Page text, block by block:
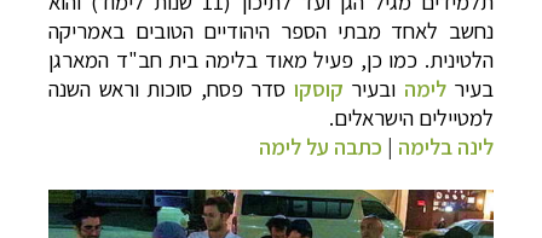
נחשב לאחד מבתי הספר היהודיים הטובים באמריקה
הלטינית. כמו כן, פעיל מאוד בלימה בית חב"ד המארגן
בעירלימה ובעיר קוסקו סדר פסח, סוכות וראש השנה
למטיילים הישראלים.
לינה בלימה | כתבה על לימה